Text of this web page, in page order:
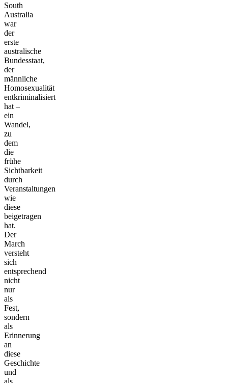
South
Australia
war
der
erste
australische
Bundesstaat,
der
männliche
Homosexualität
entkriminalisiert
hat –
ein
Wandel,
zu
dem
die
frühe
Sichtbarkeit
durch
Veranstaltungen
wie
diese
beigetragen
hat.
Der
March
versteht
sich
entsprechend
nicht
nur
als
Fest,
sondern
als
Erinnerung
an
diese
Geschichte
und
als